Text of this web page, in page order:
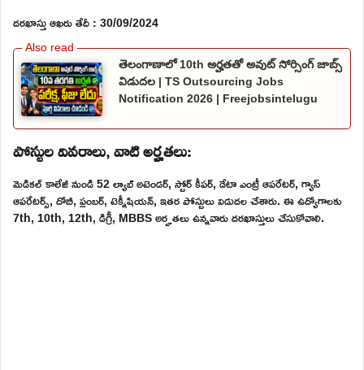
దరఖాస్తు ఆఖరు తేదీ : 30/09/2024
తెలంగాణాలో 10th అర్హతతో అవుట్ సోర్సింగ్ జాబ్స్
విడుదల | TS Outsourcing Jobs
Notification 2026 | Freejobsintelugu
పోస్టుల వివరాలు, వాటి అర్హతలు:
మెడికల్ కాలేజీ నుండి 52 ల్యాబ్ అటెండర్, స్టోర్ కీపర్, డేటా ఎంట్రీ ఆపరేటర్, గ్యాస్
ఆపరేటర్స్, దోబీ, ప్లంబర్, టెక్నీషియన్, ఇతర పోస్టులు విడుదల చేశారు. ఈ ఉద్యోగాలకు
7th, 10th, 12th, డిగ్రీ, MBBS అర్హతలు ఉన్నవారు దరఖాస్తులు చేసుకోవాలి.